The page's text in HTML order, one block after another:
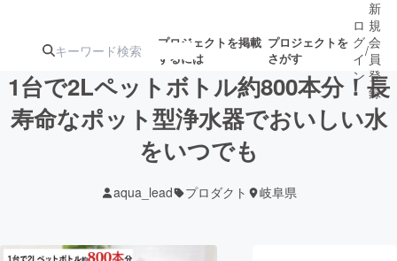
プロジェクトを掲載
するには
プロジェクトを
さがす
注目の新着プロ
ジェクト
募集終了が近いプ
ロ
グ
イ
ン
/
新
規
会
員
登
録
1台で2Lペットボトル約800本分！長
寿命なポット型浄水器でおいしい水
をいつでも
aqua_lead プロダクト 岐阜県